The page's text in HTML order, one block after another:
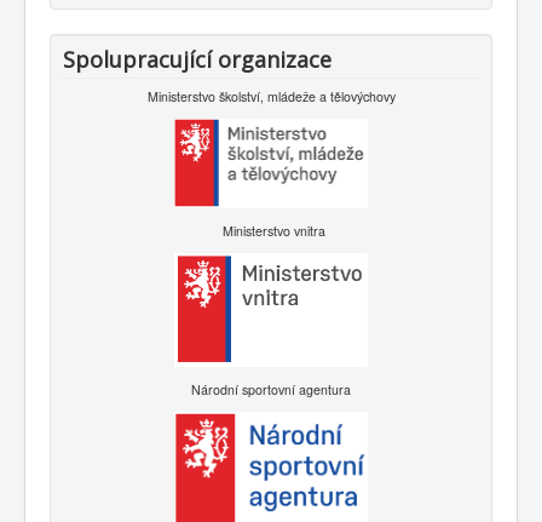
Spolupracující organizace
Ministerstvo školství, mládeže a tělovýchovy
Ministerstvo vnitra
Národní sportovní agentura